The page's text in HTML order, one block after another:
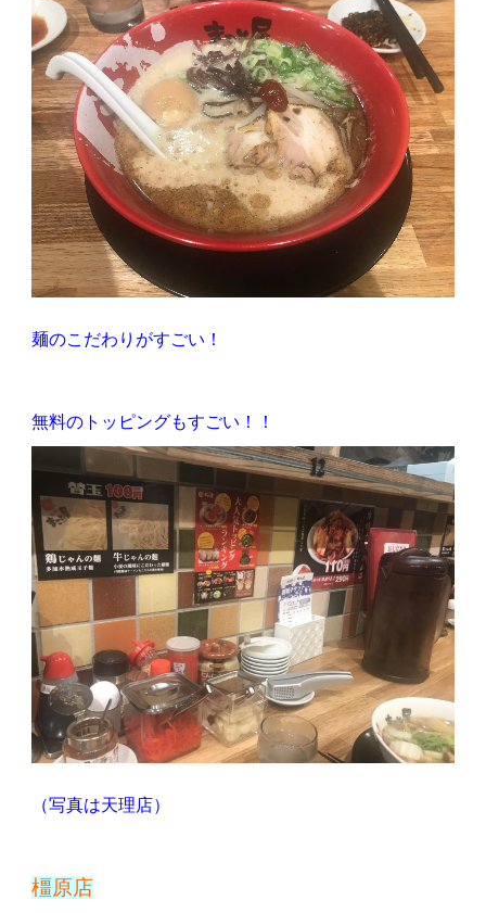
麺のこだわりがすごい！
無料のトッピングもすごい！！
（写真は天理店）
橿原店